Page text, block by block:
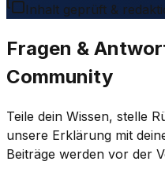
Inhalt geprüft &
Fragen &
Community
Teile dein Wissen, stelle
unsere Erklärung mit
Beiträge werden vor der